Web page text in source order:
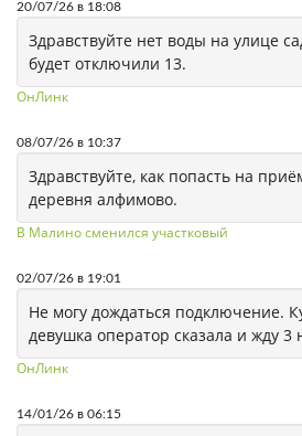
20/07/26 в 18:08
Здравствуйте нет воды на улице
будет отключили 13.
ОнЛинк
08/07/26 в 10:37
Здравствуйте, как попасть на
деревня алфимово.
В Малино сменился участковый
02/07/26 в 19:01
Не могу дождаться подключение.
девушка оператор сказала и жду 3
ОнЛинк
14/01/26 в 06:15